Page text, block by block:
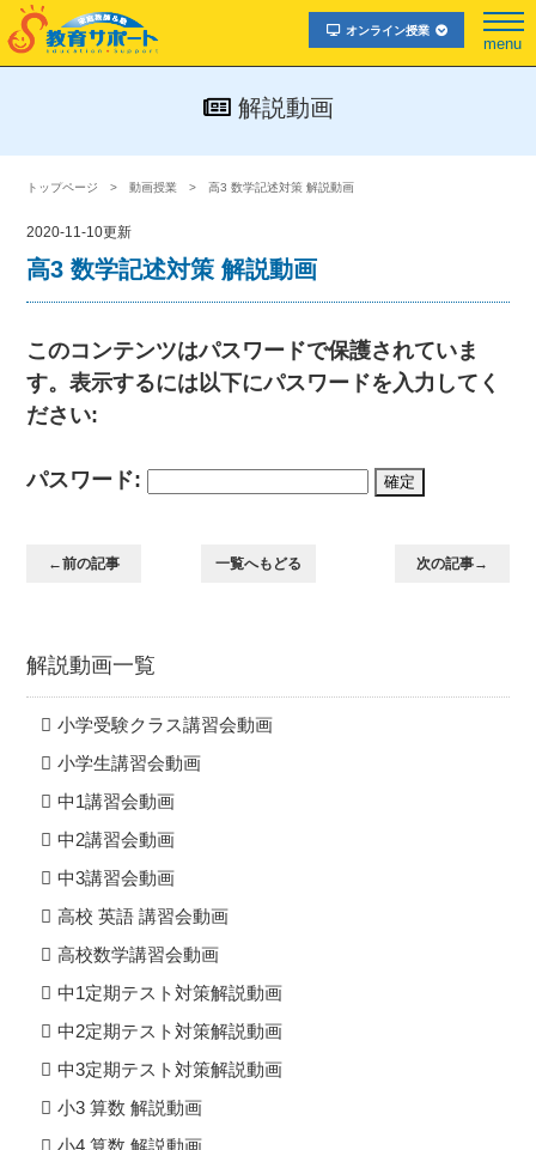
オンライン授業
menu
解説動画
トップページ 動画授業 高3 数学記述対策 解説動画
2020-11-10更新
高3 数学記述対策 解説動画
このコンテンツはパスワードで保護されていま
す。表示するには以下にパスワードを入力してく
ださい:
パスワード:
←前の記事 一覧へもどる 次の記事→
解説動画一覧
小学受験クラス講習会動画
小学生講習会動画
中1講習会動画
中2講習会動画
中3講習会動画
高校 英語 講習会動画
高校数学講習会動画
中1定期テスト対策解説動画
中2定期テスト対策解説動画
中3定期テスト対策解説動画
小3 算数 解説動画